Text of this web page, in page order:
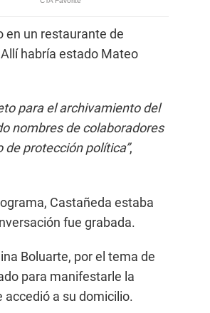
en un restaurante de
habría estado Mateo
para el archivamiento del
nombres de colaboradores
de protección política”,
Castañeda estaba
fue grabada.
Boluarte, por el tema de
para manifestarle la
accedió a su domicilio.